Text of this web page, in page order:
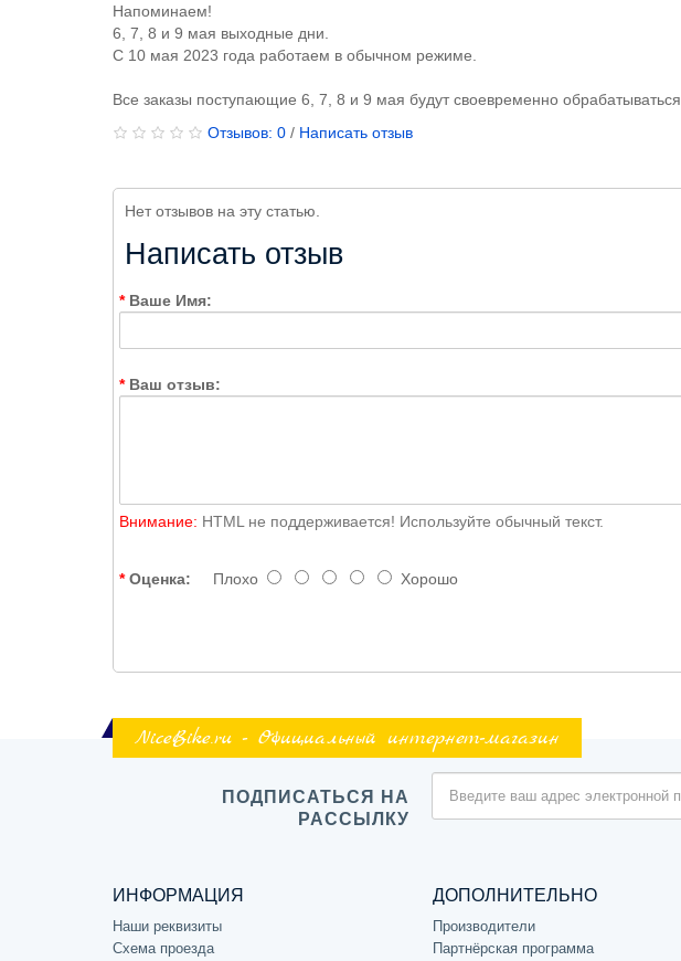
Напоминаем!
6, 7, 8 и 9 мая выходные дни.
С 10 мая 2023 года работаем в обычном режиме.
Все заказы поступающие 6, 7, 8 и 9 мая будут своевременно обрабатываться.
Отзывов: 0/ Написать отзыв
Нет отзывов на эту статью.
Написать отзыв
Ваше Имя:
Ваш отзыв:
Внимание: HTML не поддерживается! Используйте обычный текст.
Оценка: Плохо Хорошо
NiceBike.ru - Официальный интернет-магазин
ПОДПИСАТЬСЯ НА
РАССЫЛКУ
ИНФОРМАЦИЯ
Наши реквизиты
Схема проезда
ДОПОЛНИТЕЛЬНО
Производители
Партнёрская программа